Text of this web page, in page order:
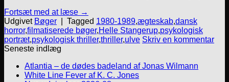
Fortsæt med at læse →
Udgivet Bøger Tagged 1980-1989,ægteskab,dansk
horror,filmatiserede bøger,Helle Stangerup,psykologisk
portræt,psykologisk thriller,thriller,ulve Skriv en kommentar
Seneste indlæg
Atlantia – de dødes badeland af Jonas Wilmann
White Line Fever af K. C. Jones